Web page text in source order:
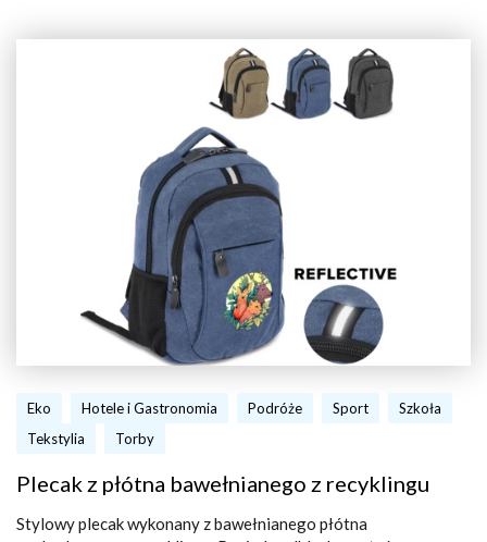
Eko Hotele i Gastronomia Podróże Sport
Szkoła
Tekstylia
Torby
Plecak z płótna bawełnianego z recyklingu
Stylowy plecak wykonany z bawełnianego płótna